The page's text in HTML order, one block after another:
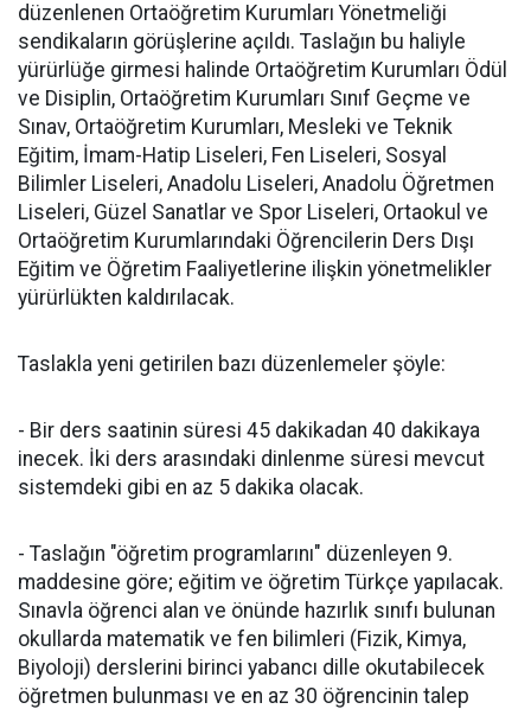
düzenlenen Ortaöğretim Kurumları Yönetmeliği
sendikaların görüşlerine açıldı. Taslağın bu haliyle
yürürlüğe girmesi halinde Ortaöğretim Kurumları Ödül
ve Disiplin, Ortaöğretim Kurumları Sınıf Geçme ve
Sınav, Ortaöğretim Kurumları, Mesleki ve Teknik
Eğitim, İmam-Hatip Liseleri, Fen Liseleri, Sosyal
Bilimler Liseleri, Anadolu Liseleri, Anadolu Öğretmen
Liseleri, Güzel Sanatlar ve Spor Liseleri, Ortaokul ve
Ortaöğretim Kurumlarındaki Öğrencilerin Ders Dışı
Eğitim ve Öğretim Faaliyetlerine ilişkin yönetmelikler
yürürlükten kaldırılacak.
Taslakla yeni getirilen bazı düzenlemeler şöyle:
- Bir ders saatinin süresi 45 dakikadan 40 dakikaya
inecek. İki ders arasındaki dinlenme süresi mevcut
sistemdeki gibi en az 5 dakika olacak.
- Taslağın "öğretim programlarını" düzenleyen 9.
maddesine göre; eğitim ve öğretim Türkçe yapılacak.
Sınavla öğrenci alan ve önünde hazırlık sınıfı bulunan
okullarda matematik ve fen bilimleri (Fizik, Kimya,
Biyoloji) derslerini birinci yabancı dille okutabilecek
öğretmen bulunması ve en az 30 öğrencinin talep